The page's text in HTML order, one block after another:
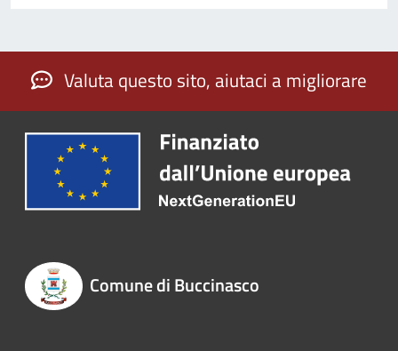
Valuta questo sito, aiutaci a migliorare
Comune di Buccinasco